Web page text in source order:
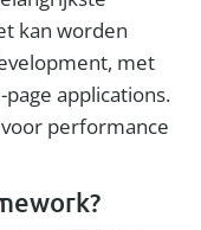
kan worden
met
applications.
performance